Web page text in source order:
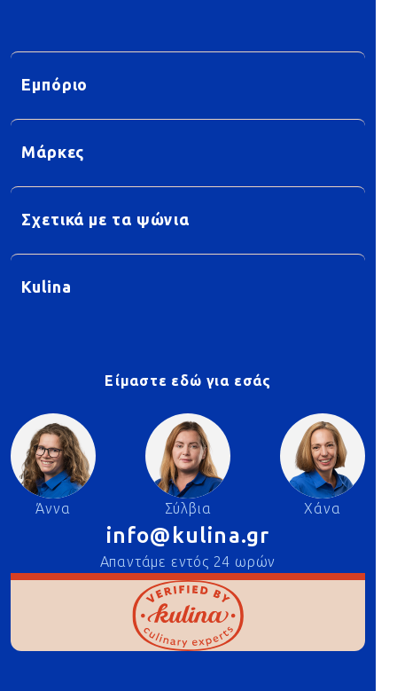
Εμπόριο
Μάρκες
Σχετικά με τα ψώνια
Kulina
Είμαστε εδώ για εσάς
Άννα Σύλβια Χάνα
info@kulina.gr
Απαντάμε εντός 24 ωρών